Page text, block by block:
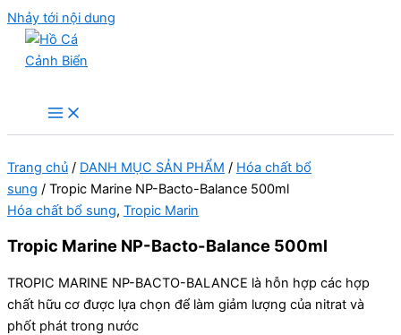
Nhảy tới nội dung
Trang chủ / DANH MỤC SẢN PHẨM / Hóa chất bổ
sung / Tropic Marine NP-Bacto-Balance 500ml
Hóa chất bổ sung, Tropic Marin
Tropic Marine NP-Bacto-Balance 500ml
TROPIC MARINE NP-BACTO-BALANCE là hỗn hợp các hợp
chất hữu cơ được lựa chọn để làm giảm lượng của nitrat và
phốt phát trong nước